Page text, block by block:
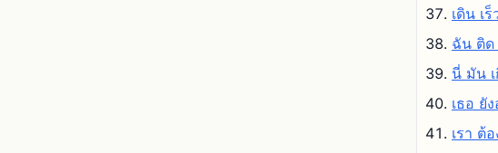
เดิน เร็
ฉัน ติด
นี่ มัน
เธอ ยั
เรา ต้